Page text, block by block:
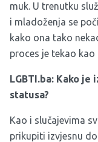
muk. U trenutku
i mladoženja se
kako ona tako
proces je tekao
LGBTI.ba: Kako
statusa?
Kao i slučajevima
prikupiti izvjesnu